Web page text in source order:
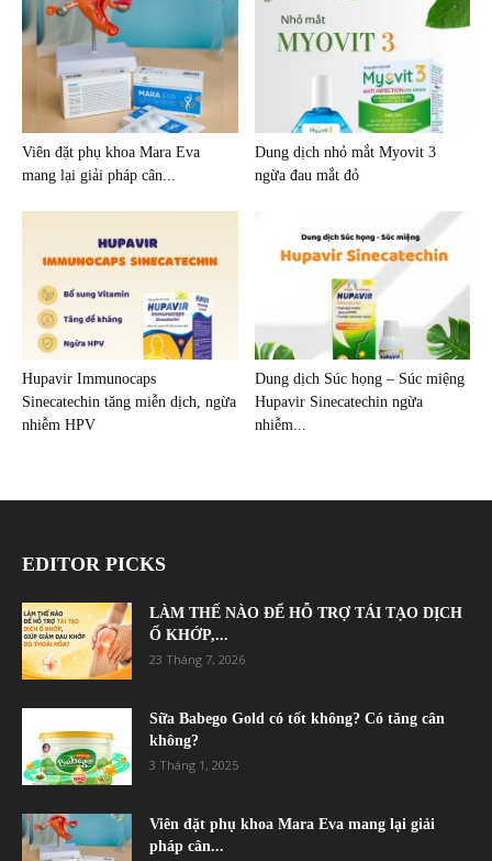
Viên đặt phụ khoa Mara Eva
mang lại giải pháp cân...
Dung dịch nhỏ mắt Myovit 3
ngừa đau mắt đỏ
Hupavir Immunocaps
Sinecatechin tăng miễn dịch, ngừa
nhiễm HPV
Dung dịch Súc họng – Súc miệng
Hupavir Sinecatechin ngừa
nhiễm...
EDITOR PICKS
LÀM THẾ NÀO ĐỂ HỖ TRỢ TÁI TẠO DỊCH
Ổ KHỚP,...
23 Tháng 7, 2026
Sữa Babego Gold có tốt không? Có tăng cân
không?
3 Tháng 1, 2025
Viên đặt phụ khoa Mara Eva mang lại giải
pháp cân...